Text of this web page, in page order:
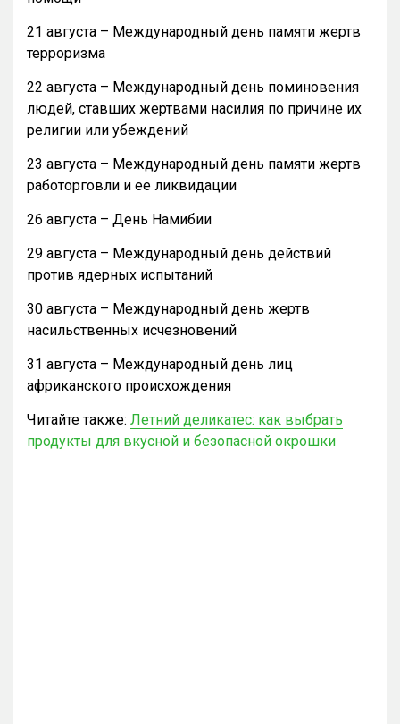
21 августа – Международный день памяти жертв
терроризма
22 августа – Международный день поминовения
людей, ставших жертвами насилия по причине их
религии или убеждений
23 августа – Международный день памяти жертв
работорговли и ее ликвидации
26 августа – День Намибии
29 августа – Международный день действий
против ядерных испытаний
30 августа – Международный день жертв
насильственных исчезновений
31 августа – Международный день лиц
африканского происхождения
Читайте также: Летний деликатес: как выбрать
продукты для вкусной и безопасной окрошки